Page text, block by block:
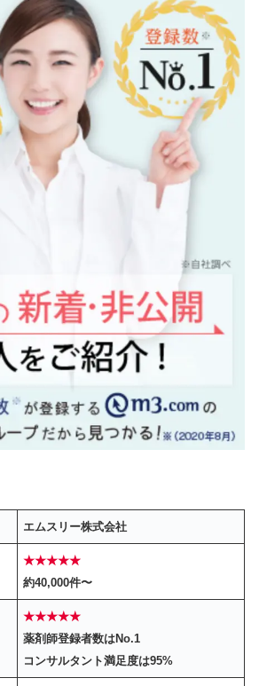
エムスリー株式会社
★★★★★
約40,000件〜
★★★★★
薬剤師登録者数はNo.1
コンサルタント満足度は95%